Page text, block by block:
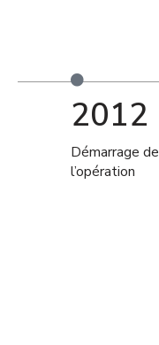
2012
Démarrage de
l’opération